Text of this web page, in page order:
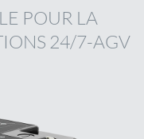
POUR LA
24/7-AGV